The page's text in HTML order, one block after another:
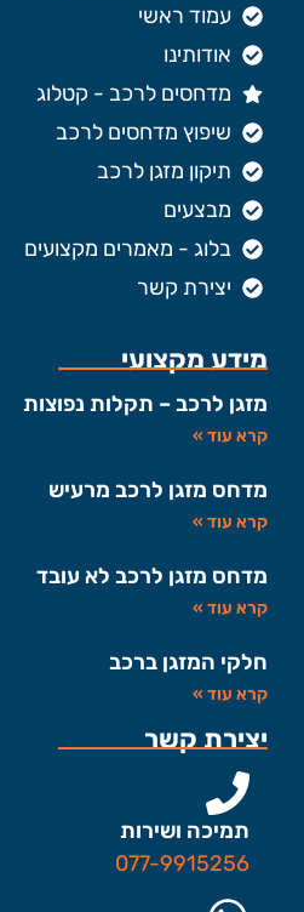
עמוד ראשי
אודותינו
מדחסים לרכב - קטלוג
שיפוץ מדחסים לרכב
תיקון מזגן לרכב
מבצעים
בלוג - מאמרים מקצועים
יצירת קשר
מידע מקצועי
מזגן לרכב – תקלות נפוצות
קרא עוד »
מדחס מזגן לרכב מרעיש
קרא עוד »
מדחס מזגן לרכב לא עובד
קרא עוד »
חלקי המזגן ברכב
קרא עוד »
יצירת קשר
תמיכה ושירות
077-9915256